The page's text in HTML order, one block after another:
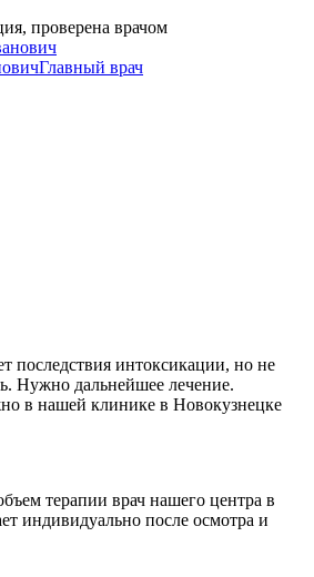
проверена врачом
Главный врач
последствия интоксикации, но не
Нужно дальнейшее лечение.
в нашей клинике в Новокузнецке
терапии врач нашего центра в
индивидуально после осмотра и